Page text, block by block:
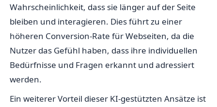
Wahrscheinlichkeit, dass sie länger auf der Seite
bleiben und interagieren. Dies führt zu einer
höheren Conversion-Rate für Webseiten, da die
Nutzer das Gefühl haben, dass ihre individuellen
Bedürfnisse und Fragen erkannt und adressiert
werden.
Ein weiterer Vorteil dieser KI-gestützten Ansätze ist